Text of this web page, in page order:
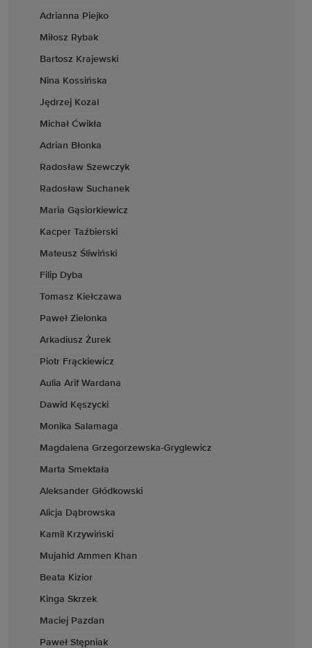
Adrianna Piejko
Miłosz Rybak
Bartosz Krajewski
Nina Kossińska
Jędrzej Kozal
Michał Ćwikła
Adrian Błonka
Radosław Szewczyk
Radosław Suchanek
Maria Gąsiorkiewicz
Kacper Taźbierski
Mateusz Śliwiński
Filip Dyba
Tomasz Kiełczawa
Paweł Zielonka
Arkadiusz Żurek
Piotr Frąckiewicz
Aulia Arif Wardana
Dawid Kęszycki
Monika Salamaga
Magdalena Grzegorzewska-Gryglewicz
Marta Smektała
Aleksander Głódkowski
Alicja Dąbrowska
Kamil Krzywiński
Mujahid Ammen Khan
Beata Kizior
Kinga Skrzek
Maciej Pazdan
Paweł Stępniak